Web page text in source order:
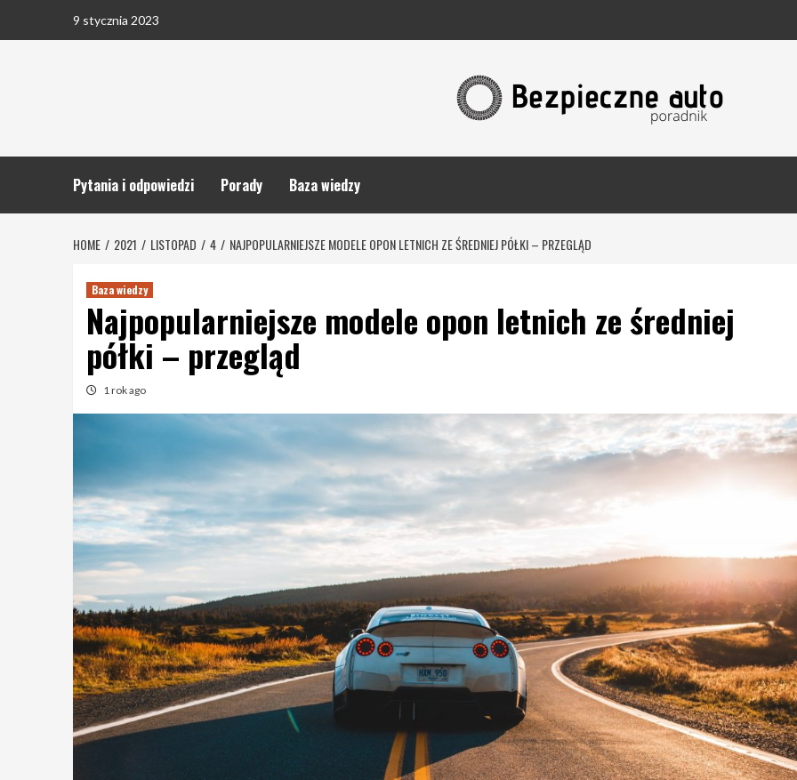
9 stycznia 2023
Pytania i odpowiedzi Porady Baza wiedzy
HOME 2021 LISTOPAD 4 NAJPOPULARNIEJSZE MODELE OPON LETNICH ZE ŚREDNIEJ PÓŁKI – PRZEGLĄD
Baza wiedzy
Najpopularniejsze modele opon letnich ze średniej
półki – przegląd
1 rok ago